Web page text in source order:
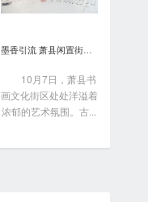
墨香引流 萧县闲置街区变身书画艺术聚落
10月7日，萧县书
画文化街区处处洋溢着
浓郁的艺术氛围。古...